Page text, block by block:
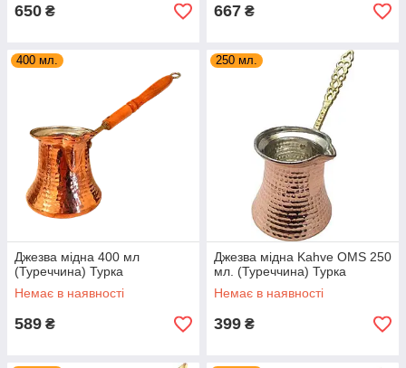
650 ₴ 667 ₴
400 мл.
Джезва мідна 400 мл
(Туреччина) Турка
Немає в наявності
589 ₴
250 мл.
Джезва мідна Kahve OMS 250
мл. (Туреччина) Турка
Немає в наявності
399 ₴